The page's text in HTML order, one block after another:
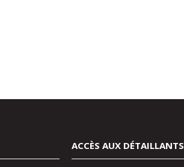
ACCÈS AUX DÉTAILLANTS